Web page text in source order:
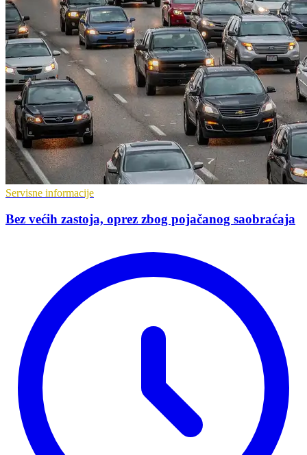
Servisne informacije
Bez većih zastoja, oprez zbog pojačanog saobraćaja